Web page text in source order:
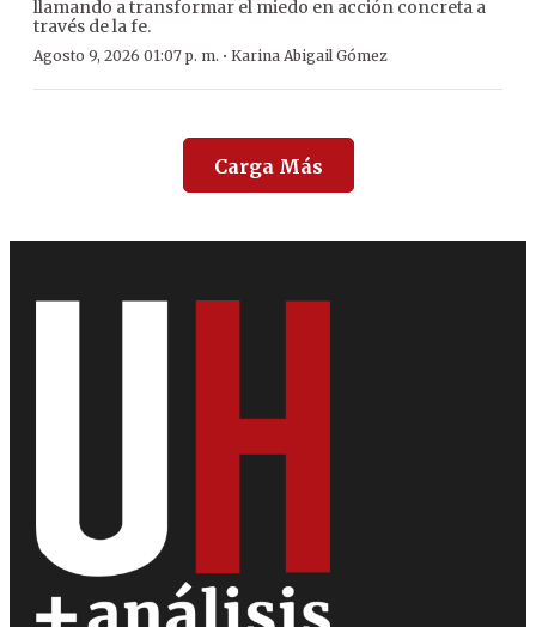
llamando a transformar el miedo en acción concreta a
través de la fe.
Agosto 9, 2026 01:07 p. m. · Karina Abigail Gómez
Carga Más